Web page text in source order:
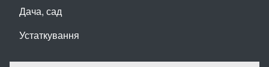
Дача, сад
Устаткування